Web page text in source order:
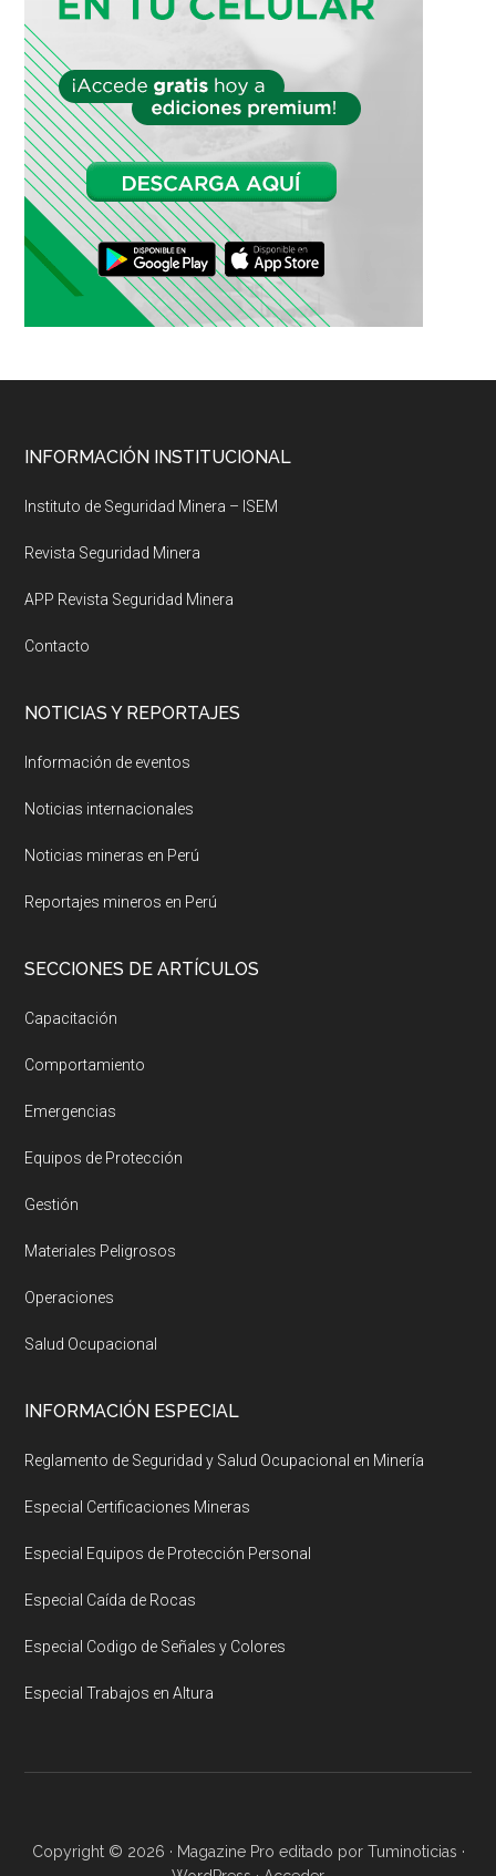
Footer
INFORMACIÓN INSTITUCIONAL
Instituto de Seguridad Minera – ISEM
Revista Seguridad Minera
APP Revista Seguridad Minera
Contacto
NOTICIAS Y REPORTAJES
Información de eventos
Noticias internacionales
Noticias mineras en Perú
Reportajes mineros en Perú
SECCIONES DE ARTÍCULOS
Capacitación
Comportamiento
Emergencias
Equipos de Protección
Gestión
Materiales Peligrosos
Operaciones
Salud Ocupacional
INFORMACIÓN ESPECIAL
Reglamento de Seguridad y Salud Ocupacional en Minería
Especial Certificaciones Mineras
Especial Equipos de Protección Personal
Especial Caída de Rocas
Especial Codigo de Señales y Colores
Especial Trabajos en Altura
Copyright © 2026 · Magazine Pro editado por Tuminoticias ·